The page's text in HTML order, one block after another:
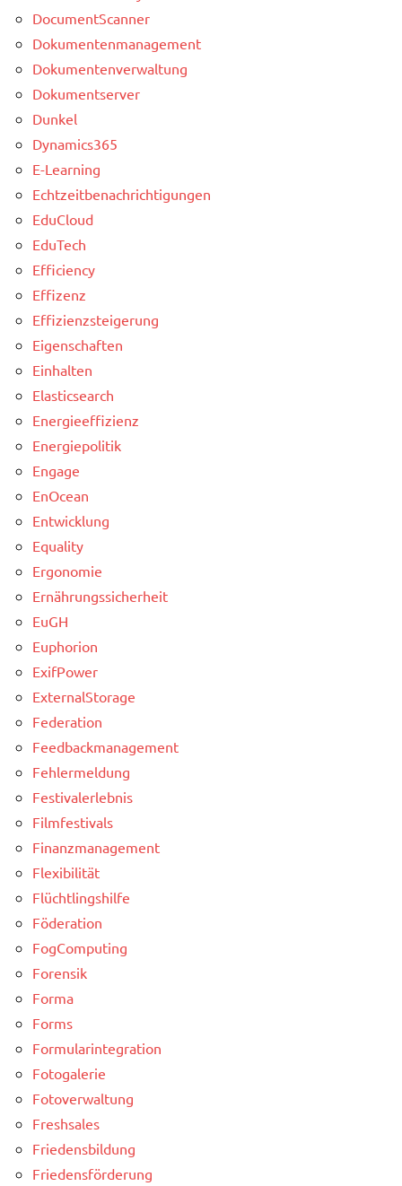
DocumentScanner
Dokumentenmanagement
Dokumentenverwaltung
Dokumentserver
Dunkel
Dynamics365
E-Learning
Echtzeitbenachrichtigungen
EduCloud
EduTech
Efficiency
Effizenz
Effizienzsteigerung
Eigenschaften
Einhalten
Elasticsearch
Energieeffizienz
Energiepolitik
Engage
EnOcean
Entwicklung
Equality
Ergonomie
Ernährungssicherheit
EuGH
Euphorion
ExifPower
ExternalStorage
Federation
Feedbackmanagement
Fehlermeldung
Festivalerlebnis
Filmfestivals
Finanzmanagement
Flexibilität
Flüchtlingshilfe
Föderation
FogComputing
Forensik
Forma
Forms
Formularintegration
Fotogalerie
Fotoverwaltung
Freshsales
Friedensbildung
Friedensförderung